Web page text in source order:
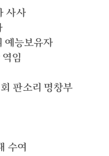
사사
예능보유자
임
판소리 명창부
수여